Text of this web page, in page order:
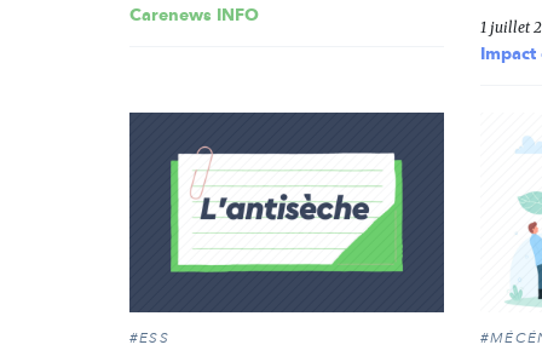
Carenews INFO
1 juillet
Impact
#ESS